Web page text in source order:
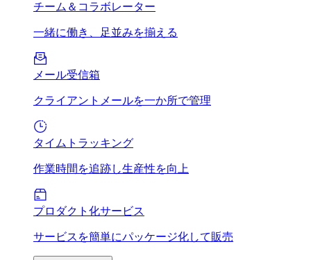
チーム＆コラボレーター
一緒に働き、足並みを揃える
メール受信箱
クライアントメールを一か所で管理
タイムトラッキング
作業時間を追跡し生産性を向上
プロダクト化サービス
サービスを簡単にパッケージ化して販売